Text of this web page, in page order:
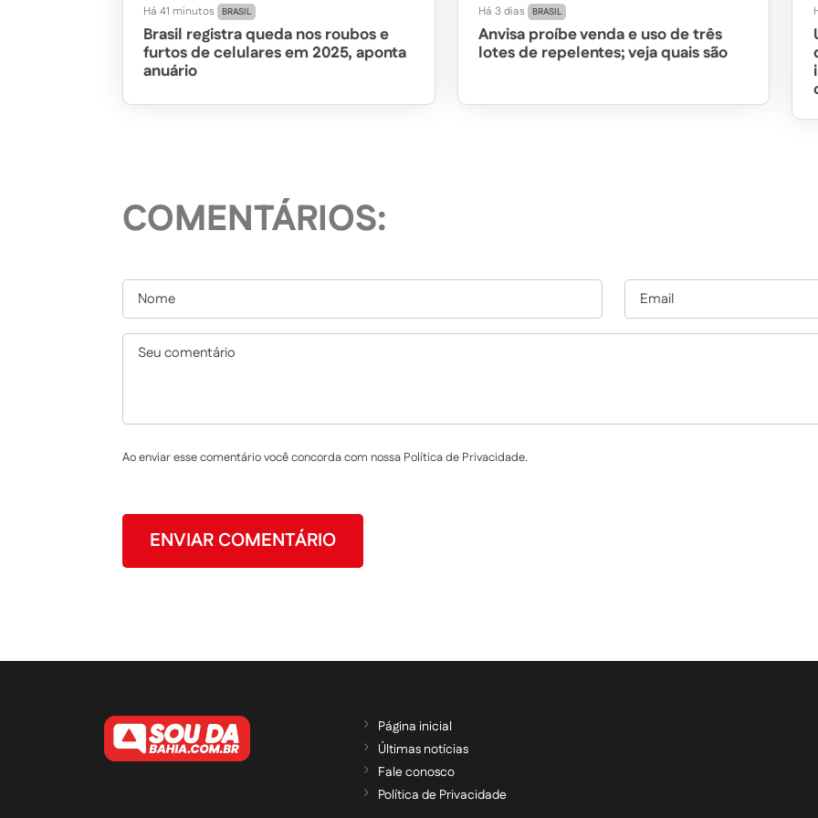
Há 41 minutos BRASIL
Brasil registra queda nos roubos e
furtos de celulares em 2025, aponta
anuário
Há 3 dias BRASIL
Anvisa proíbe venda e uso de três
lotes de repelentes; veja quais são
COMENTÁRIOS:
Ao enviar esse comentário você concorda com nossa Política de Privacidade.
Página inicial
Últimas notícias
Fale conosco
Política de Privacidade